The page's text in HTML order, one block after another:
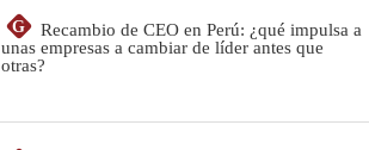
G
Recambio de CEO en Perú: ¿qué impulsa a
unas empresas a cambiar de líder antes que
otras?